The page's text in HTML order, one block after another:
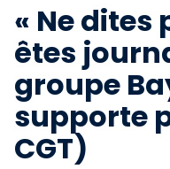
« Ne dites
êtes
groupe
supporte
CGT)